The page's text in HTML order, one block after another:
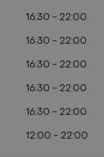
16:30 - 22:00
16:30 - 22:00
16:30 - 22:00
16:30 - 22:00
16:30 - 22:00
12:00 - 22:00